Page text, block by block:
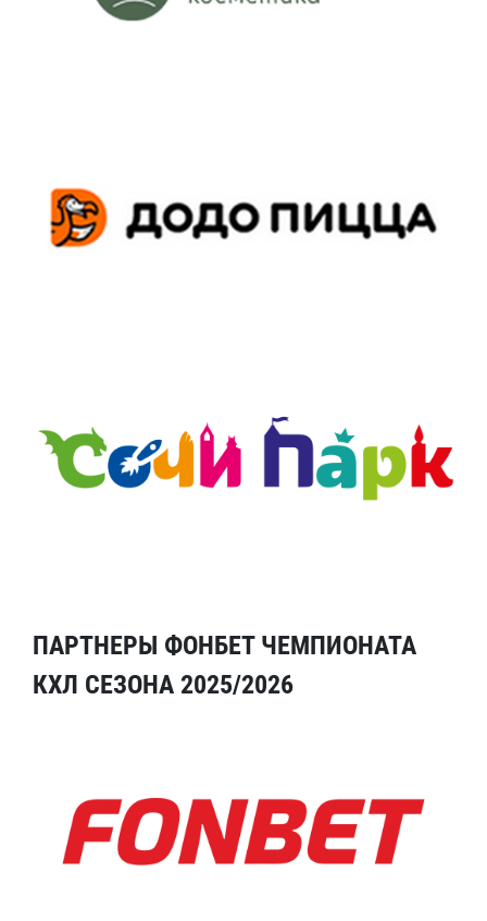
ПАРТНЕРЫ ФОНБЕТ ЧЕМПИОНАТА
КХЛ СЕЗОНА 2025/2026